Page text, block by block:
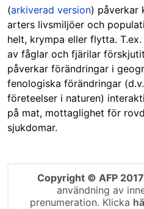
(arkiverad version) påverkar
arters livsmiljöer och
helt, krympa eller flytta.
av fåglar och fjärilar
påverkar förändringar i
fenologiska förändringar
företeelser i naturen)
på mat, mottaglighet för
sjukdomar.
Copyright © AFP
användning av
prenumeration. Klicka